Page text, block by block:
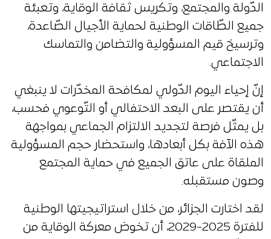
الدّولة والمجتمع، وتكريس ثقافة الوقاية، وتعبئة
جميع الطّاقات الوطنية لحماية الأجيال الصّاعدة،
وترسيخ قيم المسؤولية والتضامن والتماسك
الاجتماعي.
إنّ إحياء اليوم الدّولي لمكافحة المخدّرات لا ينبغي
أن يقتصر على البعد الاحتفالي أو التّوعوي فحسب،
بل يمثّل فرصة لتجديد الالتزام الجماعي بمواجهة
هذه الآفة بكل أبعادها، واستحضار حجم المسؤولية
الملقاة على عاتق الجميع في حماية المجتمع
وصون مستقبله.
لقد اختارت الجزائر، من خلال استراتيجيتها الوطنية
للفترة 2025-2029، أن تخوض معركة الوقاية من